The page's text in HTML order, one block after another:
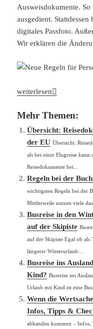
Ausweisdokumente. So
ausgedient.
digitales Passfoto.
Wir erklären die
Neue Regeln für
weiterlesen
Mehr Themen:
Übersicht:
der EU Übersicht:
als bei einer Flugreise kann
Reisedokumente bei...
Regeln bei der
wichtigsten Regeln bei der
Mittlerweile nutzen viele
Busreise in den
auf der Skipiste
auf der Skipiste Egal ob als
längerer Winterurlaub:...
Busreise ins
Kind? Busreise ins
Urlaub mit Kind ist eine
Wenn die
Infos, Tipps &
abhanden kommen – Infos,